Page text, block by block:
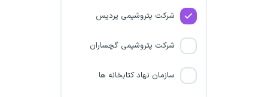
شرکت پتروشیمی پردیس
شرکت‌ پتروشیمی گچساران
سازمان نهاد کتابخانه ها